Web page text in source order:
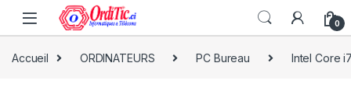
0
Accueil ORDINATEURS PC Bureau Intel Core